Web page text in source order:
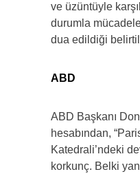
ve üzüntüyle
durumla
dua edildiği
ABD
ABD Başkanı
hesabından,
Katedrali’ndeki
korkunç. Belki